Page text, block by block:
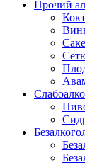
Прочий
Саке